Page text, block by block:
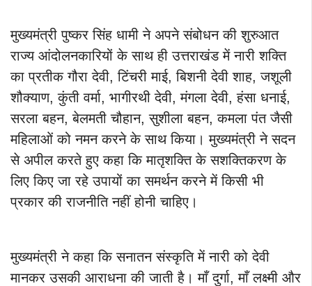
मुख्यमंत्री पुष्कर सिंह धामी ने अपने संबोधन की शुरुआत
राज्य आंदोलनकारियों के साथ ही उत्तराखंड में नारी शक्ति
का प्रतीक गौरा देवी, टिंचरी माई, बिशनी देवी शाह, जशूली
शौक्याण, कुंती वर्मा, भागीरथी देवी, मंगला देवी, हंसा धनाई,
सरला बहन, बेलमती चौहान, सुशीला बहन, कमला पंत जैसी
महिलाओं को नमन करने के साथ किया। मुख्यमंत्री ने सदन
से अपील करते हुए कहा कि मातृशक्ति के सशक्तिकरण के
लिए किए जा रहे उपायों का समर्थन करने में किसी भी
प्रकार की राजनीति नहीं होनी चाहिए।
मुख्यमंत्री ने कहा कि सनातन संस्कृति में नारी को देवी
मानकर उसकी आराधना की जाती है। माँ दुर्गा, माँ लक्ष्मी और